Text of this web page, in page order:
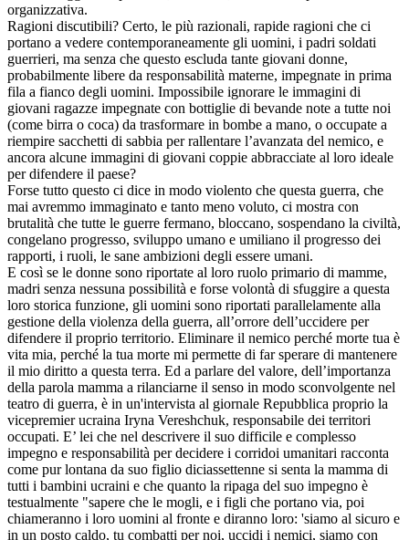
organizzativa.
Ragioni discutibili? Certo, le più razionali, rapide ragioni che ci
portano a vedere contemporaneamente gli uomini, i padri soldati
guerrieri, ma senza che questo escluda tante giovani donne,
probabilmente libere da responsabilità materne, impegnate in prima
fila a fianco degli uomini. Impossibile ignorare le immagini di
giovani ragazze impegnate con bottiglie di bevande note a tutte noi
(come birra o coca) da trasformare in bombe a mano, o occupate a
riempire sacchetti di sabbia per rallentare l’avanzata del nemico, e
ancora alcune immagini di giovani coppie abbracciate al loro ideale
per difendere il paese?
Forse tutto questo ci dice in modo violento che questa guerra, che
mai avremmo immaginato e tanto meno voluto, ci mostra con
brutalità che tutte le guerre fermano, bloccano, sospendano la civiltà,
congelano progresso, sviluppo umano e umiliano il progresso dei
rapporti, i ruoli, le sane ambizioni degli essere umani.
E così se le donne sono riportate al loro ruolo primario di mamme,
madri senza nessuna possibilità e forse volontà di sfuggire a questa
loro storica funzione, gli uomini sono riportati parallelamente alla
gestione della violenza della guerra, all’orrore dell’uccidere per
difendere il proprio territorio. Eliminare il nemico perché morte tua è
vita mia, perché la tua morte mi permette di far sperare di mantenere
il mio diritto a questa terra. Ed a parlare del valore, dell’importanza
della parola mamma a rilanciarne il senso in modo sconvolgente nel
teatro di guerra, è in un'intervista al giornale Repubblica proprio la
vicepremier ucraina Iryna Vereshchuk, responsabile dei territori
occupati. E’ lei che nel descrivere il suo difficile e complesso
impegno e responsabilità per decidere i corridoi umanitari racconta
come pur lontana da suo figlio diciassettenne si senta la mamma di
tutti i bambini ucraini e che quanto la ripaga del suo impegno è
testualmente "sapere che le mogli, e i figli che portano via, poi
chiameranno i loro uomini al fronte e diranno loro: 'siamo al sicuro e
in un posto caldo, tu combatti per noi, uccidi i nemici, siamo con